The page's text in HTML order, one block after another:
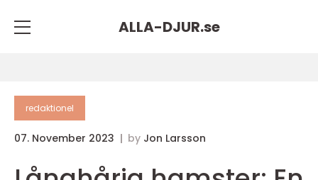
ALLA-DJUR.se
redaktionel
07. November 2023 by Jon Larsson